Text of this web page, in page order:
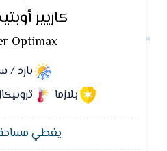
كاريير
Optimax
بارد /
بلازما
يغطي مساحة 12